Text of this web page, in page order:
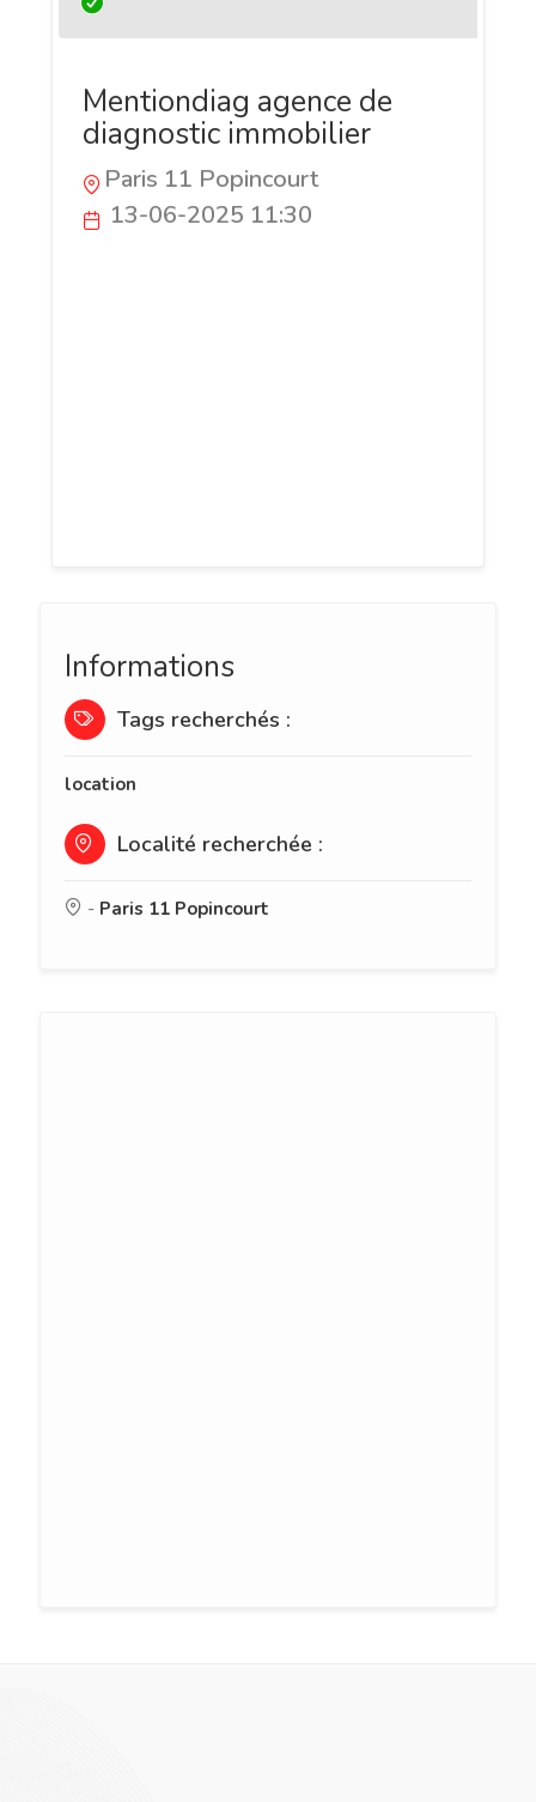
Mentiondiag agence de
diagnostic immobilier
Paris 11 Popincourt
13-06-2025 11:30
Informations
Tags recherchés :
location
Localité recherchée :
- Paris 11 Popincourt